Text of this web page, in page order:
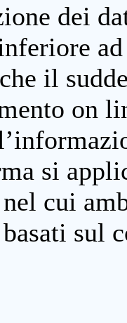
dei
il
on
si
cui
sul